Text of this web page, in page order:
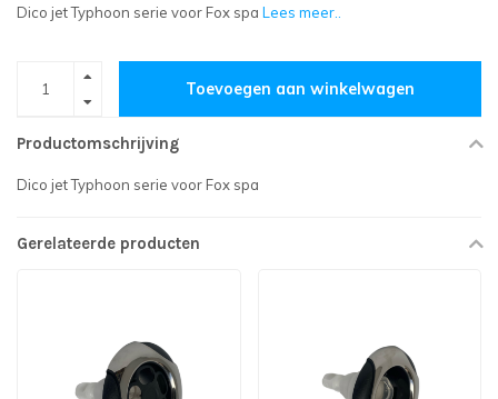
Dico jet Typhoon serie voor Fox spa Lees meer..
Toevoegen aan winkelwagen
Productomschrijving
Dico jet Typhoon serie voor Fox spa
Gerelateerde producten